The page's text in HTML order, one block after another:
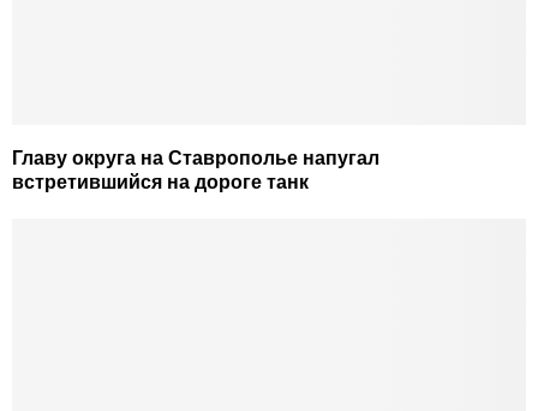
Главу округа на Ставрополье напугал
встретившийся на дороге танк